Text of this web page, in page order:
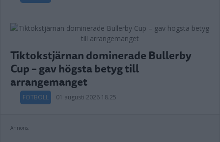
Tiktokstjärnan dominerade Bullerby
Cup – gav högsta betyg till
arrangemanget
FOTBOLL 01 augusti 2026 18.25
Annons: